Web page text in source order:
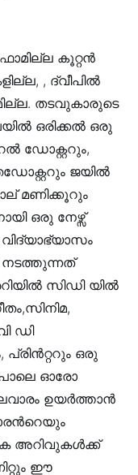
കൂറ്റന്‍
, ദ്വീപില്‍
തടവുകാരുടെ
ഒരിക്കല്‍ ഒരു
ഡോക്റ്ററും,
ജയില്‍
മണിക്കൂറും
ഒരു നേഴ്സ്
സിഡി യില്‍
ഡി
ഒരു
പോലെ ഓരോ
ഉയര്‍ത്താന്‍
അറിവുകള്‍ക്ക്
ഈ